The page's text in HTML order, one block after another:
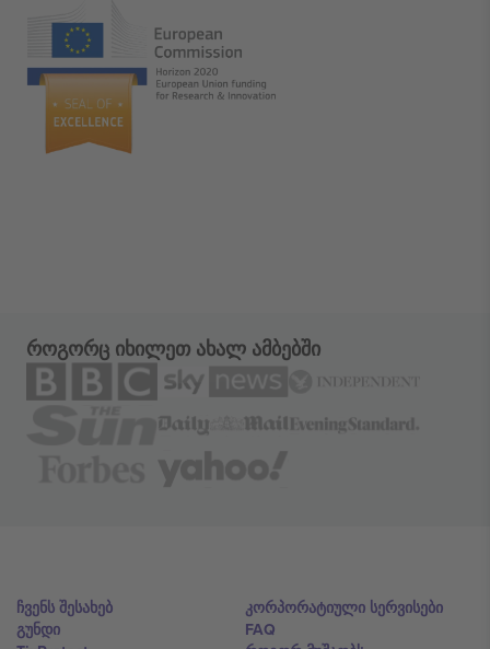
როგორც იხილეთ ახალ ამბებში
ჩვენს შესახებ
გუნდი
კორპორატიული სერვისები
FAQ